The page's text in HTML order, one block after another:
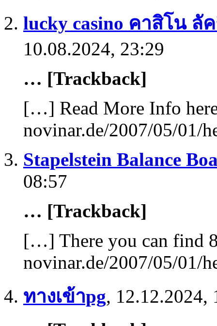
lucky casino คาสิโน
10.08.2024, 23:29
… [Trackback]
[…] Read More Info
novinar.de/2007/05/01/
Stapelstein Balance
08:57
… [Trackback]
[…] There you can find
novinar.de/2007/05/01/
ทางเข้าpg, 12.12.2024,